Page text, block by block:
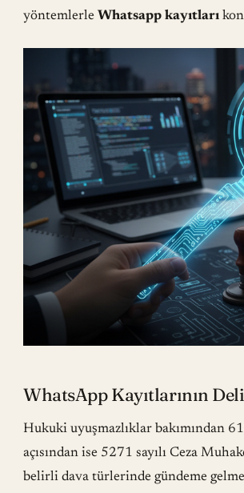
yöntemlerle Whatsapp kayıtları
WhatsApp Kayıtlarının
Hukuki uyuşmazlıklar bakımından
açısından ise 5271 sayılı Ceza
belirli dava türlerinde gündeme